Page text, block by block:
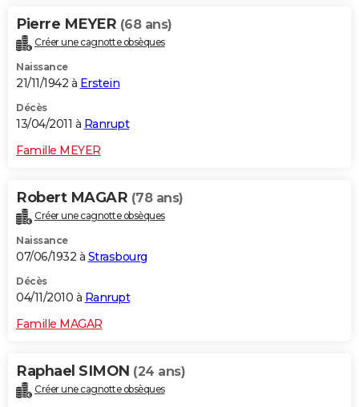
Pierre MEYER (68 ans)
Créer une cagnotte obsèques
Naissance
21/11/1942 à Erstein
Décès
13/04/2011 à Ranrupt
Famille MEYER
Robert MAGAR (78 ans)
Créer une cagnotte obsèques
Naissance
07/06/1932 à Strasbourg
Décès
04/11/2010 à Ranrupt
Famille MAGAR
Raphael SIMON (24 ans)
Créer une cagnotte obsèques